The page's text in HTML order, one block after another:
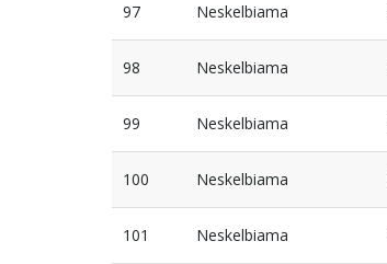
97 Neskelbiama
98 Neskelbiama
99 Neskelbiama
100 Neskelbiama
101 Neskelbiama